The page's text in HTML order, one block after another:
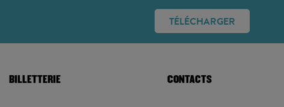
TÉLÉCHARGER
BILLETTERIE CONTACTS